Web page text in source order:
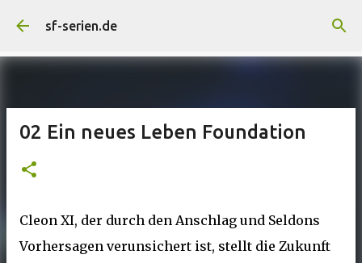
Direkt zum Hauptbereich
sf-serien.de
02 Ein neues Leben Foundation
Cleon XI, der durch den Anschlag und Seldons
Vorhersagen verunsichert ist, stellt die Zukunft